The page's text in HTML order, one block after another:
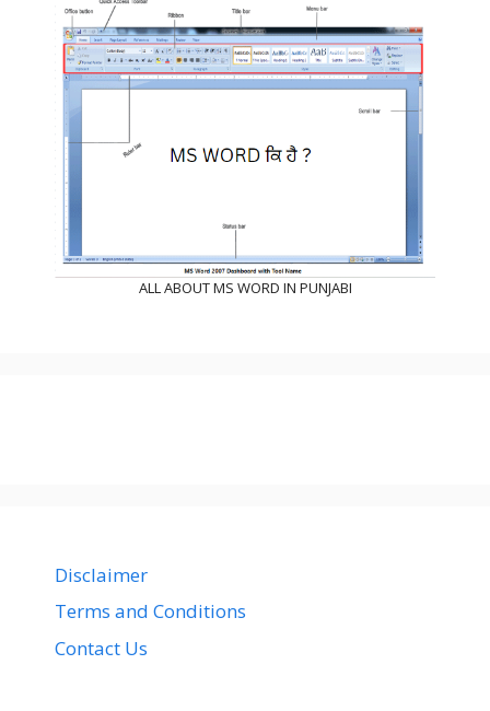
ALL ABOUT MS WORD IN PUNJABI
Disclaimer
Terms and Conditions
Contact Us